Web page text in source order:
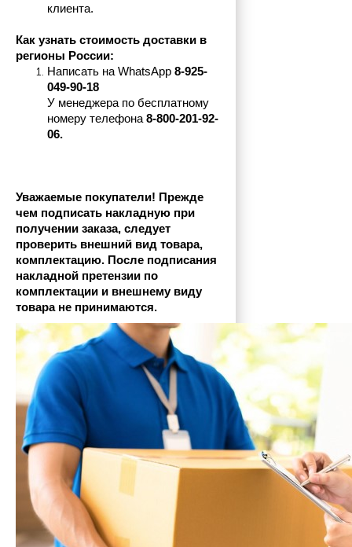
клиента.
Как узнать стоимость доставки в
регионы России:
Написать на WhatsApp 8-925-
049-90-18
У менеджера по бесплатному
номеру телефона 8-800-201-92-
06.
Уважаемые покупатели! Прежде
чем подписать накладную при
получении заказа, следует
проверить внешний вид товара,
комплектацию. После подписания
накладной претензии по
комплектации и внешнему виду
товара не принимаются.